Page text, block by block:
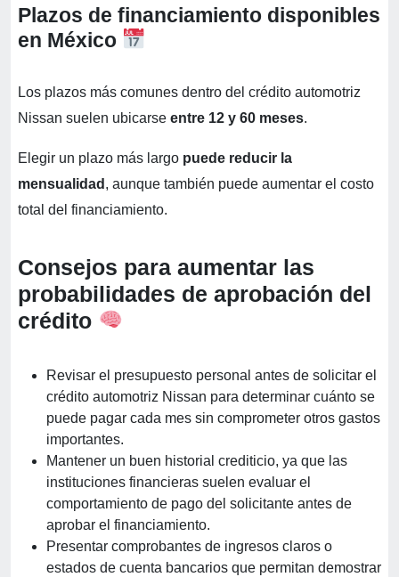
Plazos de financiamiento disponibles
en México
Los plazos más comunes dentro del crédito automotriz
Nissan suelen ubicarse entre 12 y 60 meses.
Elegir un plazo más largo puede reducir la
mensualidad , aunque también puede aumentar el costo
total del financiamiento.
Consejos para aumentar las
probabilidades de aprobación del
crédito
Revisar el presupuesto personal antes de solicitar el
crédito automotriz Nissan para determinar cuánto se
puede pagar cada mes sin comprometer otros gastos
importantes.
Mantener un buen historial crediticio, ya que las
instituciones financieras suelen evaluar el
comportamiento de pago del solicitante antes de
aprobar el financiamiento.
Presentar comprobantes de ingresos claros o
estados de cuenta bancarios que permitan demostrar